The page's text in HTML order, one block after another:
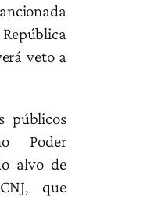
veto a
públicos
Poder
alvo de
que